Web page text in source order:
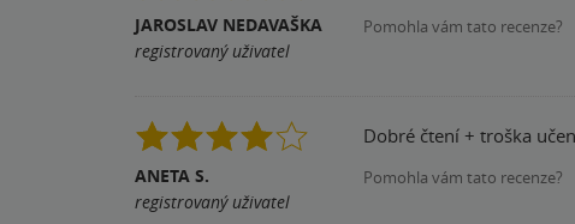
JAROSLAV NEDAVAŠKA
registrovaný uživatel
Pomohla vám tato recenze?
ANETA S.
registrovaný uživatel
Dobré čtení + troška
Pomohla vám tato recenze?